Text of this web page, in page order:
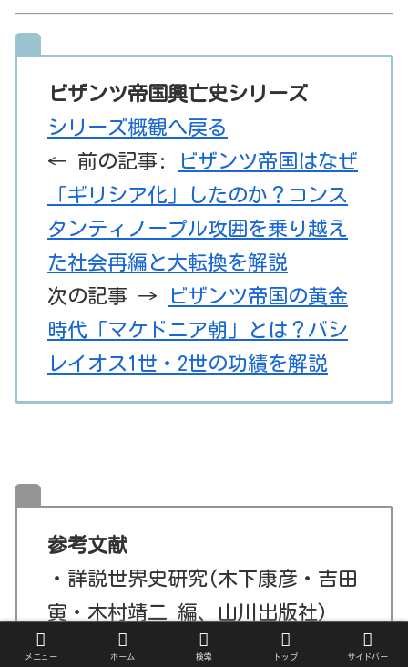
ビザンツ帝国興亡史シリーズ
シリーズ概観へ戻る
← 前の記事:
ビザンツ帝国はなぜ
「ギリシア化」したのか？コンス
タンティノープル攻囲を乗り越え
た社会再編と大転換を解説
次の記事 →
ビザンツ帝国の黄金
時代「マケドニア朝」とは？バシ
レイオス1世・2世の功績を解説
参考文献
・詳説世界史研究(木下康彦・吉田
寅・木村靖二 編、山川出版社)
・ヨーロッパの歴史―欧州共通教
メニュー ホーム 検索 トップ サイドバー